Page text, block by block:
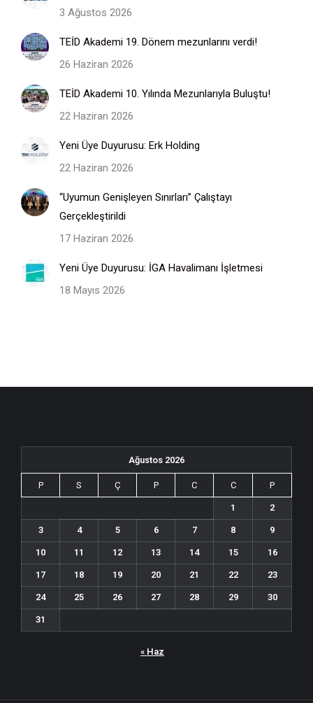
3 Ağustos 2026
TEİD Akademi 19. Dönem mezunlarını verdi!
26 Haziran 2026
TEİD Akademi 10. Yılında Mezunlarıyla Buluştu!
22 Haziran 2026
Yeni Üye Duyurusu: Erk Holding
22 Haziran 2026
“Uyumun Genişleyen Sınırları” Çalıştayı
Gerçekleştirildi
17 Haziran 2026
Yeni Üye Duyurusu: İGA Havalimanı İşletmesi
18 Mayıs 2026
Ağustos 2026
P S Ç P C C P
1 2
3 4 5 6 7 8 9
10 11 12 13 14 15 16
17 18 19 20 21 22 23
24 25 26 27 28 29 30
31
« Haz